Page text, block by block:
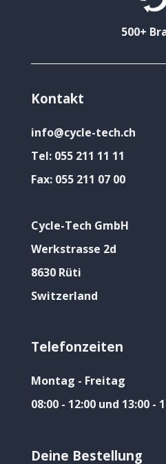
500+
Kontakt
info@cycle-tech.ch
Tel: 055 211 11 11
Fax: 055 211 07 00
Cycle-Tech GmbH
Werkstrasse 2d
8630 Rüti
Switzerland
Telefonzeiten
Montag - Freitag
08:00 - 12:00 und 13:00 -
Deine Bestellung